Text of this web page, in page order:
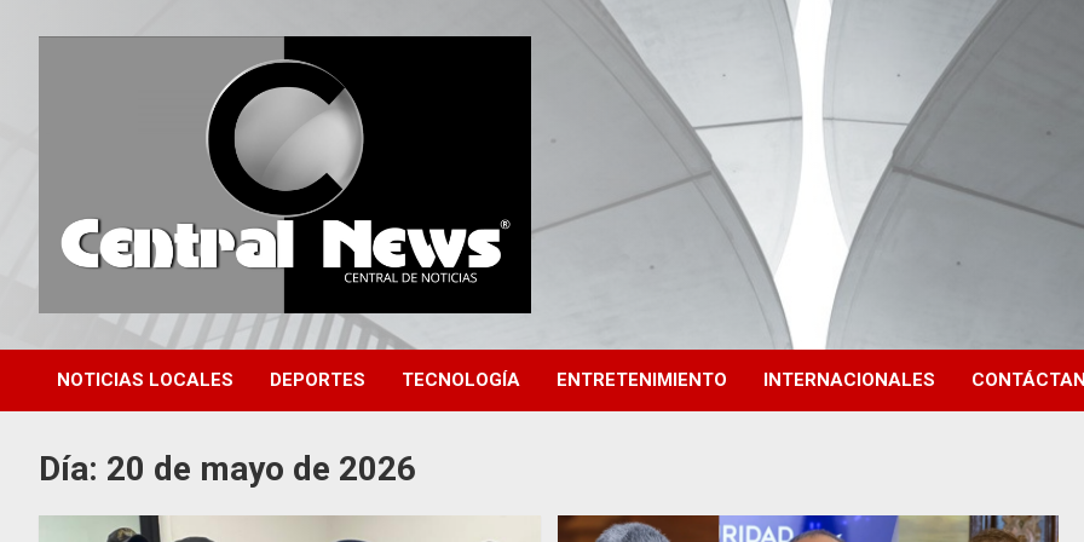
Central News HN
Central de Noticias
NOTICIAS LOCALES DEPORTES TECNOLOGÍA ENTRETENIMIENTO INTERNACIONALES
Día: 20 de mayo de 2026